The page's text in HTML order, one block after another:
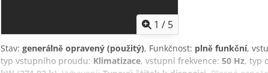
1 / 5
Stav: generálně opravený (použitý), Funkčnost: plně funkční,
typ vstupního proudu: Klimatizace, vstupní frekvence: 50 Hz, typ